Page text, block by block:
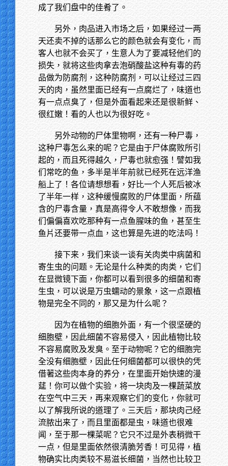
成了我们盘中的佳肴了。
另外，肉品进入市场之后，如果经过一两
天还卖不掉的话那么它的颜色就会有变化，而
客人也就不会买了，生意人为了要减轻他们的
损失，就将这些肉拿去泡硝酸盐这种有毒的药
品做为防腐剂，这种防腐剂，可以让经过三四
天的肉，虽然里面已经有一点腐烂了，味道也
有一点点臭了，但是外面看起来还是很新鲜、
很红嫩！看的人也以为很好吃。
另外动物的尸体里物啊，还有一种尸毒，
这种尸毒怎么来的呢？它是由于尸体腐败所引
起的，而且死得越久，尸毒也就愈强！譬如我
们常吃的鱼，多半是半年前就已经死在远洋渔
船上了！各位请想想看，好比一个人死后被冰
了半年一样，这种缓慢腐败的尸体里面，所蕴
含的尸毒含量，真是高得令人不敢想像，而我
们偏偏喜欢吃那种有一点鱼腥味的鱼，甚至生
鱼片还要带一点血，这也算是先进的吃法吗！
接下来，我们来谈一谈有关肉类中病菌和
寄生虫的问题。无论是什么种类的肉类，它们
在显微镜下面，你都可以看到很多的细菌和寄
生虫，可以说是万虫蠕动的景象，这一点跟植
物是完全不同的，那又是为什么呢？
因为在植物的细胞外面，有一个很坚硬的
细胞壁，因此细菌不容易侵入，因此植物比较
不容易腐败及发臭。至于动物呢？它的细胞完
全没有细胞壁，因此任何细菌都可以很快的凭
借著这些肉本身的养分，在里面开始快速的漫
莚！你可以做个实验，将一块肉及一棵蔬菜放
在空气中三天，再来观察它们的变化，你就可
以了解我所说的道理了。三天后，那块肉己经
流脓出来了，而且里面都是虫，味道也很难
闻，至于那一棵菜呢？它只不过是外表稍微干
一点，但是里面依然很清脆芳香！可见得，植
物确实比肉类较不易滋长细菌，当然也比较卫